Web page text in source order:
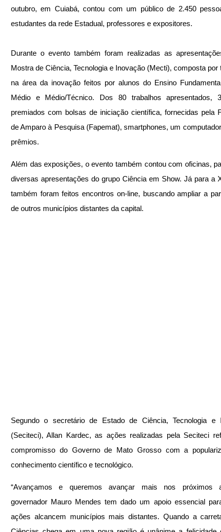
outubro, em Cuiabá, contou com um público de 2.450
estudantes da rede Estadual, professores e expositores.
Durante o evento também foram realizadas as
Mostra de Ciência, Tecnologia e Inovação (Mecti), composta por
na área da inovação feitos por alunos do Ensino
Médio e Médio/Técnico. Dos 80 trabalhos apresentados,
premiados com bolsas de iniciação científica, fornecidas pela
de Amparo à Pesquisa (Fapemat), smartphones, um
prêmios.
Além das exposições, o evento também contou com oficinas,
diversas apresentações do grupo Ciência em Show. Já para a
também foram feitos encontros on-line, buscando ampliar a
de outros municípios distantes da capital.
Segundo o secretário de Estado de Ciência, Tecnologia e
(Seciteci), Allan Kardec, as ações realizadas pela Seciteci
compromisso do Governo de Mato Grosso com a
conhecimento científico e tecnológico.
“Avançamos e queremos avançar mais nos próximos
governador Mauro Mendes tem dado um apoio essencial
ações alcancem municípios mais distantes. Quando a